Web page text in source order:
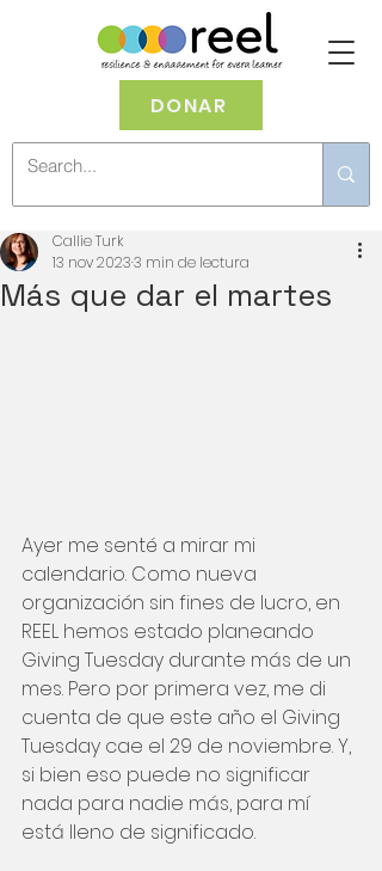
DONAR
Más que dar el martes
Callie Turk
13 nov 20233 min de lectura
Ayer me senté a mirar mi
calendario. Como nueva
organización sin fines de lucro, en
REEL hemos estado planeando
Giving Tuesday durante más de un
mes. Pero por primera vez, me di
cuenta de que este año el Giving
Tuesday cae el 29 de noviembre. Y,
si bien eso puede no significar
nada para nadie más, para mí
está lleno de significado.